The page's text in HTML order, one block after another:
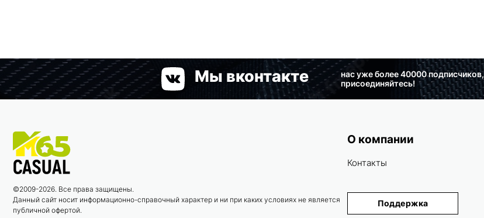
Мы вконтакте
нас уже более 40000 подписчиков,
присоединяйтесь!
©2009-2026. Все права защищены.
Данный сайт носит информационно-справочный характер и ни при каких условиях не является
публичной офертой.
О компании
Контакты
Поддержка